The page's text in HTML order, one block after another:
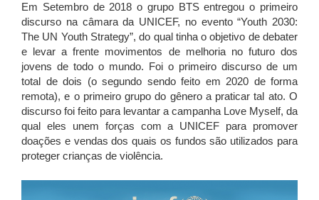
Em Setembro de 2018 o grupo BTS entregou o primeiro
discurso na câmara da UNICEF, no evento “Youth 2030:
The UN Youth Strategy”, do qual tinha o objetivo de debater
e levar a frente movimentos de melhoria no futuro dos
jovens de todo o mundo. Foi o primeiro discurso de um
total de dois (o segundo sendo feito em 2020 de forma
remota), e o primeiro grupo do gênero a praticar tal ato. O
discurso foi feito para levantar a campanha Love Myself, da
qual eles unem forças com a UNICEF para promover
doações e vendas dos quais os fundos são utilizados para
proteger crianças de violência.